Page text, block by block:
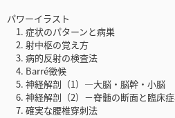
パワーイラスト
1. 症状のパターンと病巣
2. 射中枢の覚え方
3. 病的反射の検査法
4. Barré徴候
5. 神経解剖（1）―大脳・脳幹・小脳
6. 神経解剖（2）－脊髄の断面と臨床
7. 確実な腰椎穿刺法